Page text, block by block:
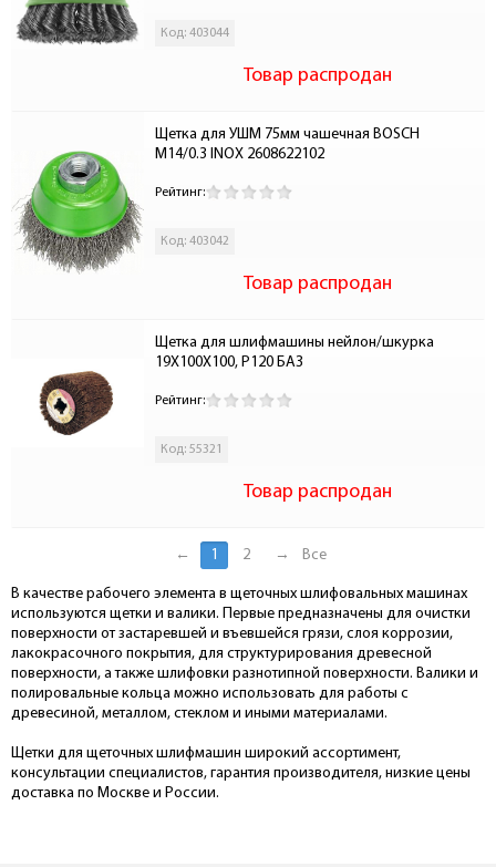
Код: 403044
Товар распродан
Щетка для УШМ 75мм чашечная BOSCH
М14/0.3 INOX 2608622102
Рейтинг:
Код: 403042
Товар распродан
Щетка для шлифмашины нейлон/шкурка
19Х100Х100, P120 БАЗ
Рейтинг:
Код: 55321
Товар распродан
← 1 2 → Все
В качестве рабочего элемента в щеточных шлифовальных машинах
используются щетки и валики. Первые предназначены для очистки
поверхности от застаревшей и въевшейся грязи, слоя коррозии,
лакокрасочного покрытия, для структурирования древесной
поверхности, а также шлифовки разнотипной поверхности. Валики и
полировальные кольца можно использовать для работы с
древесиной, металлом, стеклом и иными материалами.
Щетки для щеточных шлифмашин широкий ассортимент,
консультации специалистов, гарантия производителя, низкие цены
доставка по Москве и России.